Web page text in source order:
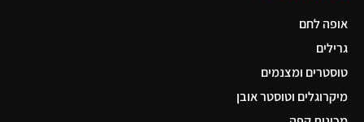
אופה לחם
גרילים
טוסטרים ומצנמים
מיקרוגלים וטוסטר אובן